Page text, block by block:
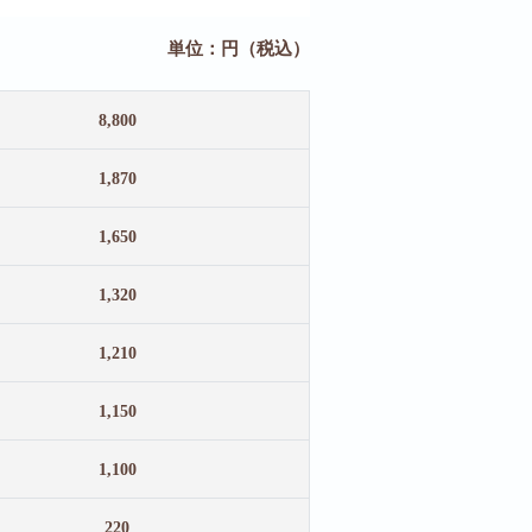
単位：円（税込）
8,800
1,870
1,650
1,320
1,210
1,150
1,100
220